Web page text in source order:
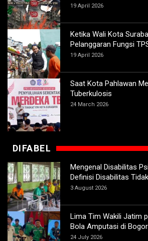
19 April 2026
Ketika Wali Kota
Pelanggaran Fungsi
19 April 2026
Saat Kota Pahlawan
Tuberkulosis
24 March 2026
DIFABEL
Mengenal Disabilitas
Definisi Disabilitas
3 August 2026
Lima Tim Wakili Jatim
Bola Amputasi di Bogor
24 July 2026